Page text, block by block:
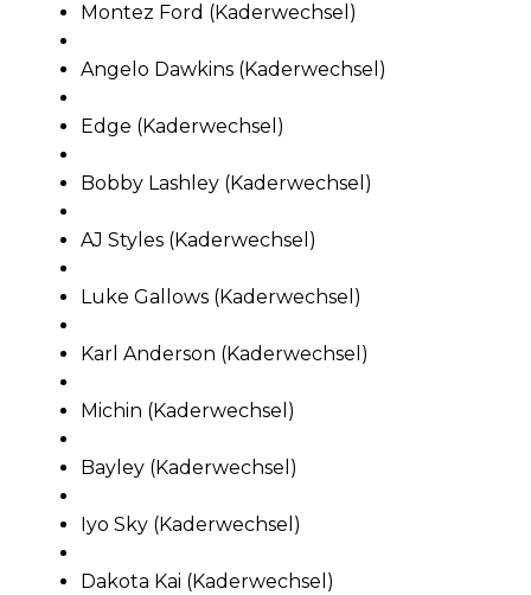
Montez Ford (Kaderwechsel)
Angelo Dawkins (Kaderwechsel)
Edge (Kaderwechsel)
Bobby Lashley (Kaderwechsel)
AJ Styles (Kaderwechsel)
Luke Gallows (Kaderwechsel)
Karl Anderson (Kaderwechsel)
Michin (Kaderwechsel)
Bayley (Kaderwechsel)
Iyo Sky (Kaderwechsel)
Dakota Kai (Kaderwechsel)